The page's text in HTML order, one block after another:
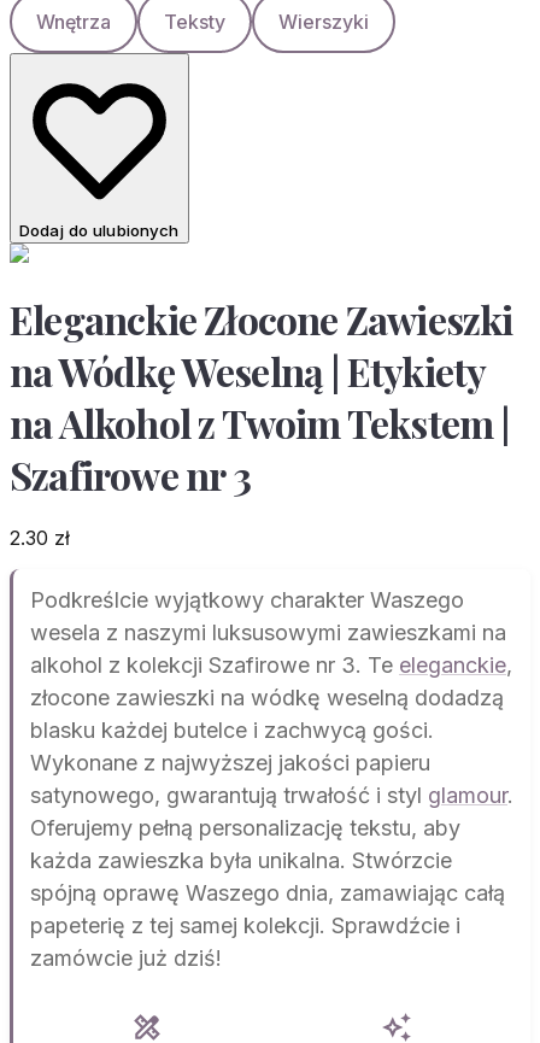
Wnętrza Teksty Wierszyki
Dodaj do ulubionych
Eleganckie Złocone Zawieszki
na Wódkę Weselną | Etykiety
na Alkohol z Twoim Tekstem |
Szafirowe nr 3
2.30 zł
Podkreślcie wyjątkowy charakter Waszego
wesela z naszymi luksusowymi zawieszkami na
alkohol z kolekcji Szafirowe nr 3. Te eleganckie,
złocone zawieszki na wódkę weselną dodadzą
blasku każdej butelce i zachwycą gości.
Wykonane z najwyższej jakości papieru
satynowego, gwarantują trwałość i styl glamour.
Oferujemy pełną personalizację tekstu, aby
każda zawieszka była unikalna. Stwórzcie
spójną oprawę Waszego dnia, zamawiając całą
papeterię z tej samej kolekcji. Sprawdźcie i
zamówcie już dziś!
design_services auto_awesome